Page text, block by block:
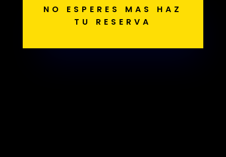
NO ESPERES MAS HAZ
TU RESERVA